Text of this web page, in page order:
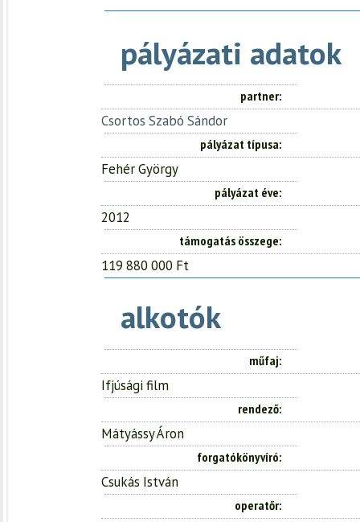
pályázati adatok
partner
Csortos Szabó Sándor
pályázat típusa
Fehér György
pályázat éve
2012
támogatás összege
119 880 000 Ft
alkotók
műfaj
Ifjúsági film
rendező
Mátyássy Áron
forgatókönyvíró
Csukás István
operatőr